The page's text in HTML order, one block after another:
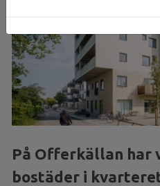
På Offerkällan har
bostäder i